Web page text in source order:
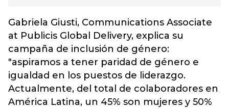
Gabriela Giusti, Communications Associate
at Publicis Global Delivery, explica su
campaña de inclusión de género:
"aspiramos a tener paridad de género e
igualdad en los puestos de liderazgo.
Actualmente, del total de colaboradores en
América Latina, un 45% son mujeres y 50%